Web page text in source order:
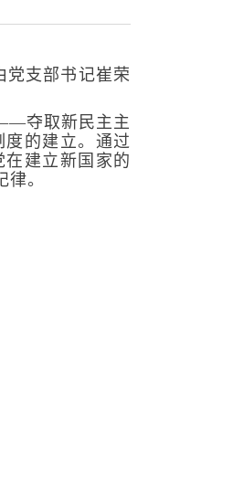
党支部书记崔荣
夺取新民主主
的建立。通过
建立新国家的
。